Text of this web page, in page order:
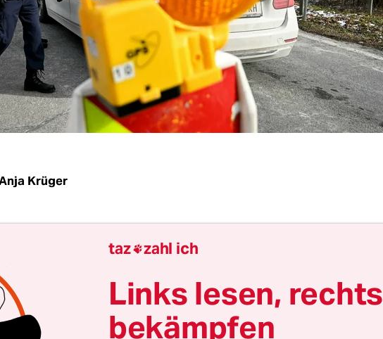
Krüger
Einreisebeschränkungen für
Tschechien und Teilen Österreichs
beruhigt. Die zuständigen Bundespolizeidirektionen
Mittwoch eine Entspannung der Lage. Engpässe bei
also nicht zu erwarten. Doch die Logistikbranche ist
taz zahl ich
Links lesen, rechts
bekämpfen